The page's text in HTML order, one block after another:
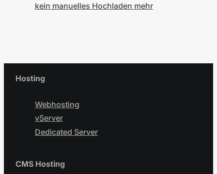
kein manuelles Hochladen mehr
Hosting
Webhosting
vServer
Dedicated Server
CMS Hosting